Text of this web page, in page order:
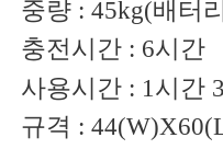
중량 : 45kg(배터
충전시간 : 6시간
사용시간 : 1 시간
규격 :